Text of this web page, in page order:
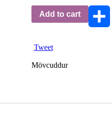
Add to cart
Tweet
Mövcuddur